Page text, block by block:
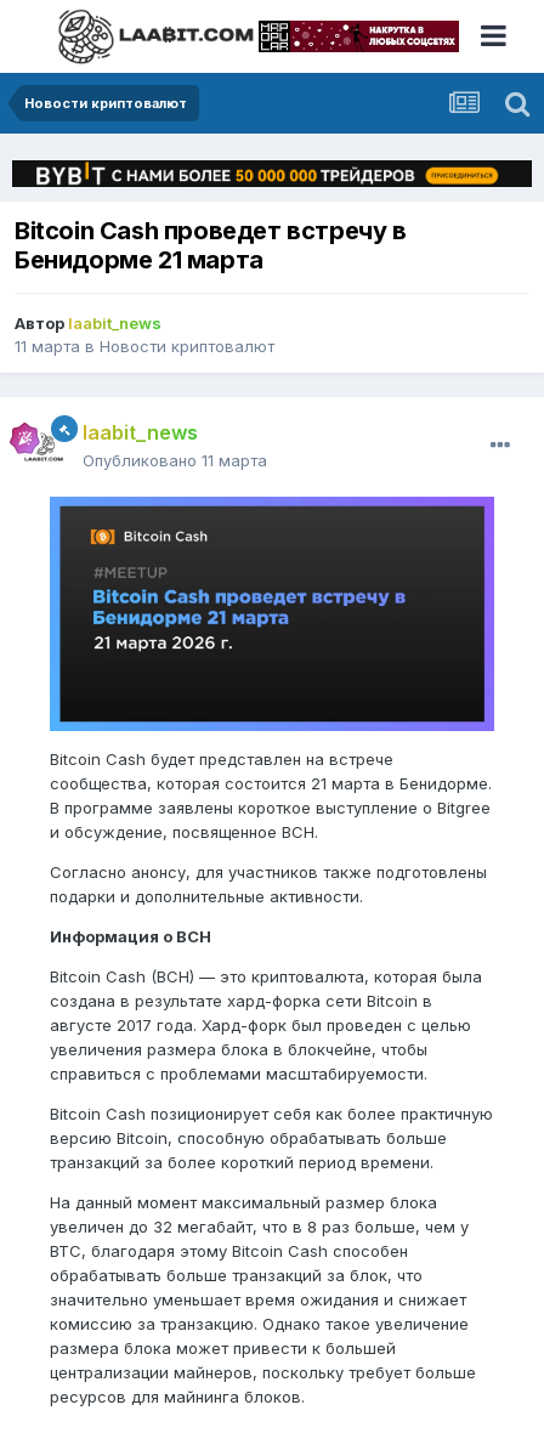
Новости криптовалют
Bitcoin Cash проведет встречу в
Бенидорме 21 марта
Автор laabit_news
11 марта в Новости криптовалют
laabit_news
Опубликовано 11 марта
Bitcoin Cash будет представлен на встрече
сообщества, которая состоится 21 марта в Бенидорме.
В программе заявлены короткое выступление о Bitgree
и обсуждение, посвященное BCH.
Согласно анонсу, для участников также подготовлены
подарки и дополнительные активности.
Информация о BCH
Bitcoin Cash (BCH) — это криптовалюта, которая была
создана в результате хард-форка сети Bitcoin в
августе 2017 года. Хард-форк был проведен с целью
увеличения размера блока в блокчейне, чтобы
справиться с проблемами масштабируемости.
Bitcoin Cash позиционирует себя как более практичную
версию Bitcoin, способную обрабатывать больше
транзакций за более короткий период времени.
На данный момент максимальный размер блока
увеличен до 32 мегабайт, что в 8 раз больше, чем у
BTC, благодаря этому Bitcoin Cash способен
обрабатывать больше транзакций за блок, что
значительно уменьшает время ожидания и снижает
комиссию за транзакцию. Однако такое увеличение
размера блока может привести к большей
централизации майнеров, поскольку требует больше
ресурсов для майнинга блоков.